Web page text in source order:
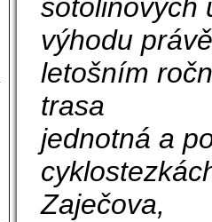
šotolinových
výhodu
letošním
trasa
jednotná a
Zaječova,